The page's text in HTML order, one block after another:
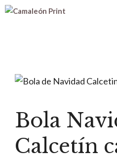
Saltar
Bola
Calcetín